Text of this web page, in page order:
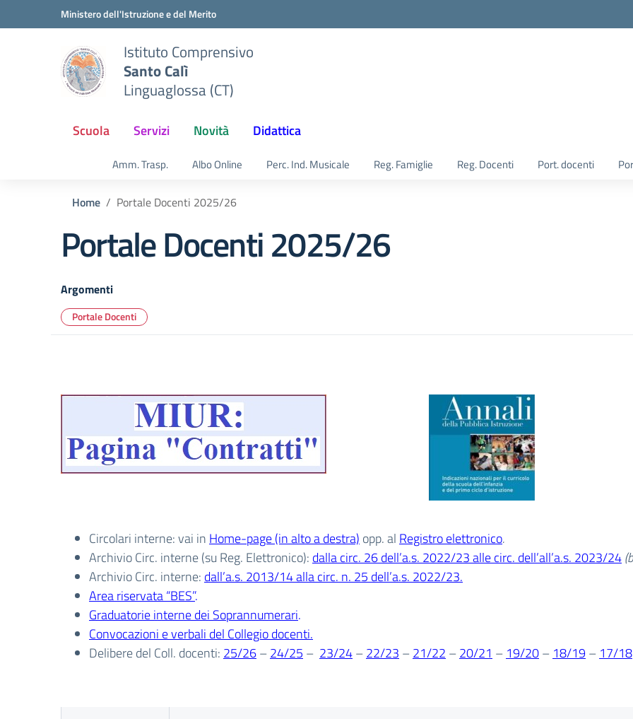
Vai ai contenuti
Vai al menu di navigazioneMinistero dell'Istruzione e del Merito
Istituto Comprensivo
Santo Calì
Linguaglossa (CT)
Scuola Servizi Novità Didattica
Amm. Trasp. Albo Online Perc. Ind. Musicale Reg. Famiglie Reg. Docenti Port. docenti
Home Portale Docenti 2025/26
Portale Docenti 2025/26
Argomenti
Portale Docenti
Circolari interne: vai in Home-page (in alto a destra) opp. al Registro elettronico.
Archivio Circ. interne (su Reg. Elettronico): dalla circ. 26 dell’a.s. 2022/23 alle circ. dell’all’a.s. 2023/24
Archivio Circ. interne: dall’a.s. 2013/14 alla circ. n. 25 dell’a.s. 2022/23.
Area riservata “BES”.
Graduatorie interne dei Soprannumerari.
Convocazioni e verbali del Collegio docenti.
Delibere del Coll. docenti: 25/26–24/25 – 23/24–22/23 –21/22 –20/21 – 19/20– 18/19 – 17/18